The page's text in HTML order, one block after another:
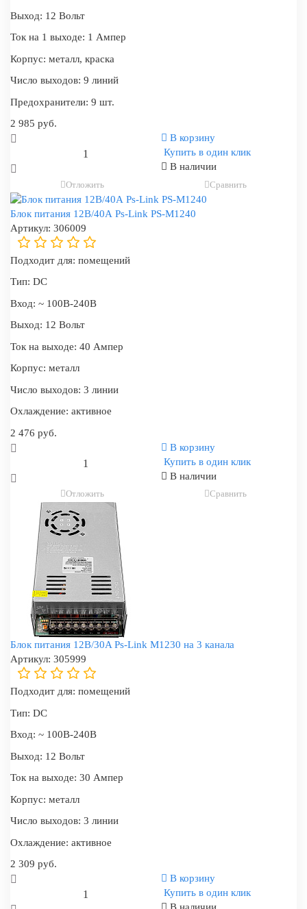
Выход: 12 Вольт
Ток на 1 выходе: 1 Ампер
Корпус: металл, краска
Число выходов: 9 линий
Предохранители: 9 шт.
2 985 руб.
В корзину
Купить в один клик
В наличии
Отложить Сравнить
Блок питания 12В/40А Ps-Link PS-M1240
Артикул: 306009
Подходит для: помещений
Тип: DC
Вход: ~ 100В-240В
Выход: 12 Вольт
Ток на выходе: 40 Ампер
Корпус: металл
Число выходов: 3 линии
Охлаждение: активное
2 476 руб.
В корзину
Купить в один клик
В наличии
Отложить Сравнить
Блок питания 12В/30A Ps-Link M1230 на 3 канала
Артикул: 305999
Подходит для: помещений
Тип: DC
Вход: ~ 100В-240В
Выход: 12 Вольт
Ток на выходе: 30 Ампер
Корпус: металл
Число выходов: 3 линии
Охлаждение: активное
2 309 руб.
В корзину
Купить в один клик